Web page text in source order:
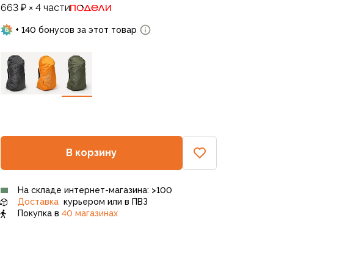
663 ₽ × 4 части
+ 140 бонусов за этот товар
В корзину
На складе интернет-магазина: >100
Доставкакурьером или в ПВЗ
Покупка в 40 магазинах